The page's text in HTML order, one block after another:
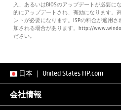
入、あるいはBIOSのアップデートが必要に
的にアップデートされ、有効になります。
ントが必要になります。ISPの料金が適用
加される場合があります。http://
ださい。
日本 ｜ United States HP.com
会社情報